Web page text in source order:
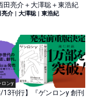
田亮介＋大澤聡＋東浩紀
亮介 大澤聡 東浩紀
ロンy
13刊行】『ゲンロンy 創刊